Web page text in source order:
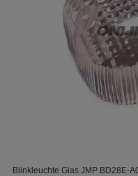
Blinkleuchte Glas JMP BD28E-